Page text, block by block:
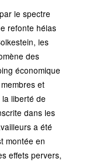
le spectre
refonte hélas
les
des
économique
et
liberté de
dans les
a été
montée en
effets pervers,